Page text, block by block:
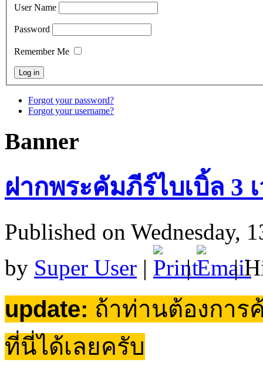
User Name
Password
Remember Me
Forgot your password?
Forgot your username?
Banner
ฝากพระคัมภีร์ไบเบิ้ล 3
Published on Wednesday,
by Super User | | |
update: ถ้าท่านต้องการ
ที่นี่ได้เลยครับ